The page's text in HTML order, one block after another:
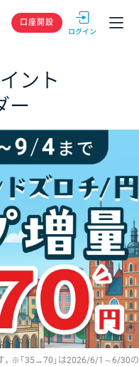
GMOクリック
口座開設
ント
ー
。※「35→70」は2026/6/1～6/30の